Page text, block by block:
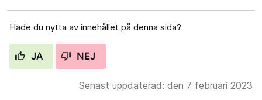
Hade du nytta av innehållet på denna sida?
JA NEJ
Senast uppdaterad: den 7 februari 2023